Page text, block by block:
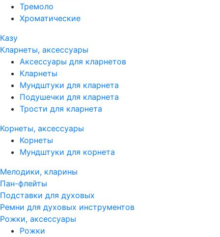
Тремоло
Хроматические
Казу
Кларнеты, аксессуары
Аксессуары для кларнетов
Кларнеты
Мундштуки для кларнета
Подушечки для кларнета
Трости для кларнета
Корнеты, аксессуары
Корнеты
Мундштуки для корнета
Мелодики, кларины
Пан-флейты
Подставки для духовых
Ремни для духовых инструментов
Рожки, аксессуары
Рожки